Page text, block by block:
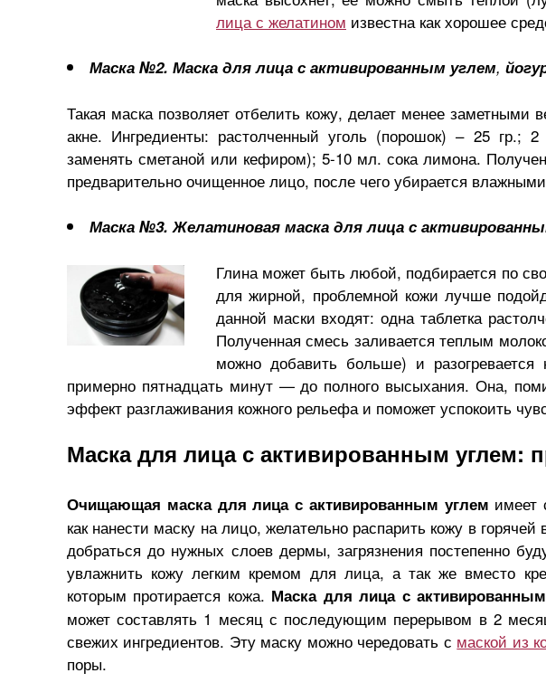
лица с желатином известна как хорошее
Маска №2. Маска для лица с активированным углем,
Такая маска позволяет отбелить кожу, делает менее
акне. Ингредиенты: растолченный уголь (порошок) – 25 гр.;
заменять сметаной или кефиром); 5-10 мл. сока лимона.
предварительно очищенное лицо, после чего убирается
Маска №3. Желатиновая маска для лица с
Глина может быть любой, подбирается по
для жирной, проблемной кожи лучше
данной маски входят: одна таблетка
Полученная смесь заливается теплым
можно добавить больше) и
примерно пятнадцать минут — до полного высыхания. Она,
эффект разглаживания кожного рельефа и поможет успокоить
Маска для лица с активированным углем:
Очищающая маска для лица с активированным углем имеет
как нанести маску на лицо, желательно распарить кожу в
добраться до нужных слоев дермы, загрязнения постепенно
увлажнить кожу легким кремом для лица, а так же вместо
которым протирается кожа. Маска для лица с
может составлять 1 месяц с последующим перерывом в 2
свежих ингредиентов. Эту маску можно чередовать с маской из
поры.